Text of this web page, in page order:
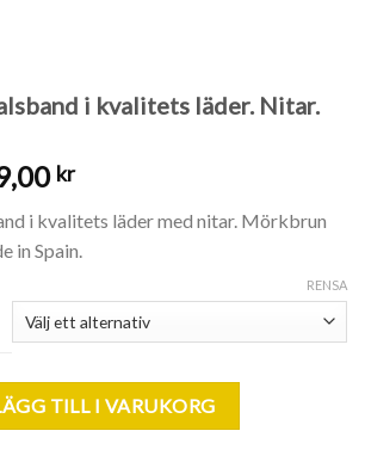
i kvalitets läder. Nitar.
kr
i kvalitets läder med nitar. Mörkbrun
in Spain.
RENSA
i kvalitets läder. Nitar. mängd
TILL I VARUKORG